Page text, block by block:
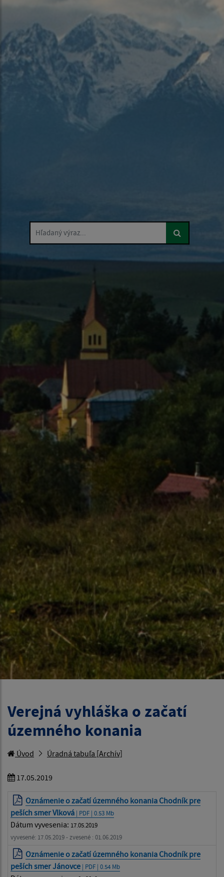
Hľadaný výraz...
Verejná vyhláška o začatí
územného konania
Úvod Úradná tabuľa [Archív]
17.05.2019
Oznámenie o začatí územného konania Chodník pre
peších smer Vlková | PDF | 0.53 Mb
Dátum vyvesenia: 17.05.2019
vyvesené: 17.05.2019 - zvesené : 01.06.2019
Oznámenie o začatí územného konania Chodník pre
peších smer Jánovce | PDF | 0.54 Mb